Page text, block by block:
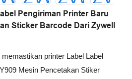
Pengiriman Printer Baru
Sticker Barcode Dari Zywell
printer Label Label
Mesin Pencetakan Stiker